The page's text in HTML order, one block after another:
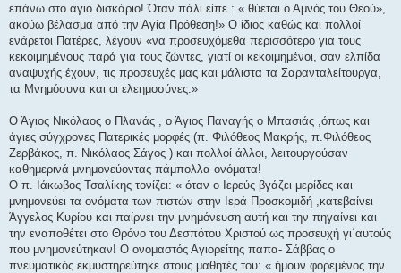
επάνω στο άγιο δισκάριο! Όταν πάλι είπε : « θύεται ο Αμνός του Θεού»,
ακούω βέλασμα από την Αγία Πρόθεση!» Ο ίδιος καθώς και πολλοί
ενάρετοι Πατέρες, λέγουν «να προσευχόμεθα περισσότερο για τους
κεκοιμημένους παρά για τους ζώντες, γιατί οι κεκοιμημένοι, σαν ελπίδα
αναψυχής έχουν, τις προσευχές μας και μάλιστα τα Σαρανταλείτουργα,
τα Μνημόσυνα και οι ελεημοσύνες.»
Ο Άγιος Νικόλαος ο Πλανάς , ο Άγιος Παναγής ο Μπασιάς ,όπως και
άγιες σύγχρονες Πατερικές μορφές (π. Φιλόθεος Μακρής, π.Φιλόθεος
Ζερβάκος, π. Νικόλαος Σάγος ) και πολλοί άλλοι, λειτουργούσαν
καθημερινά μνημονεύοντας πάμπολλα ονόματα!
Ο π. Ιάκωβος Τσαλίκης τονίζει: « όταν ο Ιερεύς βγάζει μερίδες και
μνημονεύει τα ονόματα των πιστών στην Ιερά Προσκομιδή ,κατεβαίνει
Άγγελος Κυρίου και παίρνει την μνημόνευση αυτή και την πηγαίνει και
την εναποθέτει στο Θρόνο του Δεσπότου Χριστού ως προσευχή γι΄αυτούς
που μνημονεύτηκαν! Ο ονομαστός Αγιορείτης παπα- Σάββας ο
πνευματικός εκμυστηρεύτηκε στους μαθητές του: « ήμουν φορεμένος την